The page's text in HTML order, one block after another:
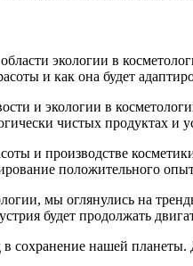
экологии в
и как она будет
и экологии в
чистых продуктах и
и производстве
положительного
мы оглянулись на
будет продолжать
нашей планеты.